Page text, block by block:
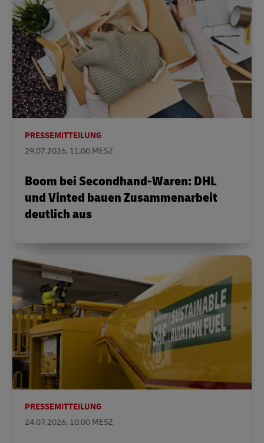
PRESSEMITTEILUNG
29.07.2026, 11:00 MESZ
Boom bei Secondhand-Waren: DHL
und Vinted bauen Zusammenarbeit
deutlich aus
PRESSEMITTEILUNG
24.07.2026, 10:00 MESZ